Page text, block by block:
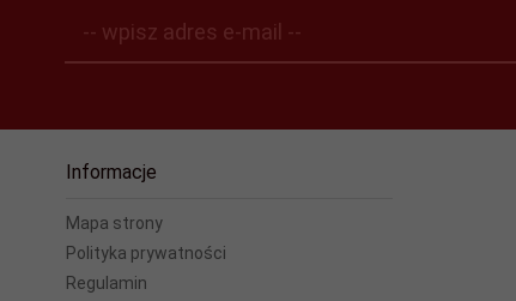
-- wpisz adres e-mail --
Informacje
Mapa strony
Polityka prywatności
Regulamin